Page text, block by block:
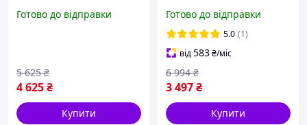
акумуляторна
Готово до відправки
4 625₴
5 625 ₴
Купити
Професійна
газонокосарка
електрична 320 мм
Готово до відправки
5.0 (1)
від583₴/міс
3 497₴
6 994 ₴
Купити